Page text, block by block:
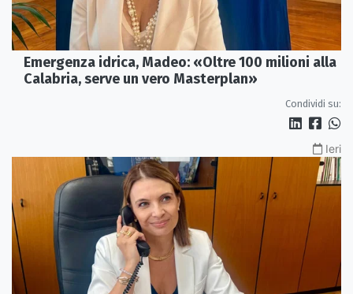
Emergenza idrica, Madeo: «Oltre 100 milioni alla
Calabria, serve un vero Masterplan»
Condividi su:
Ieri